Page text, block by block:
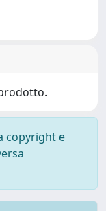
copyright e